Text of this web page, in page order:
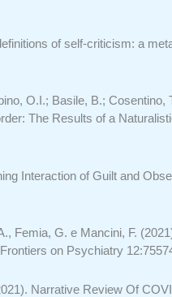
of self-criticism: a
O.I.; Basile, B.;
The Results of a
Interaction of Guilt and
Femia, G. e Mancini, F.
on Psychiatry
Narrative Review Of